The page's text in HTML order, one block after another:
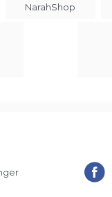
NarahShop